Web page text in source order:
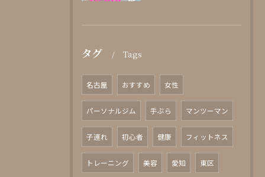
タグ Tags
名古屋 おすすめ 女性
パーソナルジム 手ぶら マンツーマン
子連れ 初心者 健康 フィットネス
トレーニング 美容 愛知 東区